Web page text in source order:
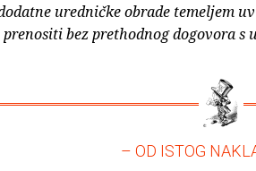
uredničke obrade temeljem
bez prethodnog dogovora s
– OD ISTOG